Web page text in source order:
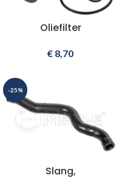
Oliefilter
€ 8,70
-25%
Slang,